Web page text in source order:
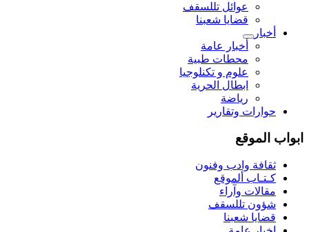
عوائل تللسقف
قضايا شعبنا
أخبار
أخبار عامة
محطات طبية
علوم و تکنلوجیا
ابطال الحرية
رياضة
حوارات وتقارير
ابواب الموقع
ثقافة وادب وفنون
كـتـاب ألموقع
مقالات وآراء
شؤون تللسقف
قضايا شعبنا